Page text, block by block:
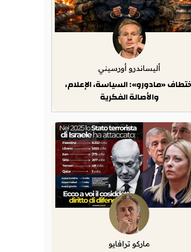
أليساندرو أورسيني
«مادورو»: السياسة، الإعلام،
والأصالة الفكرية
ماركو ترافايو